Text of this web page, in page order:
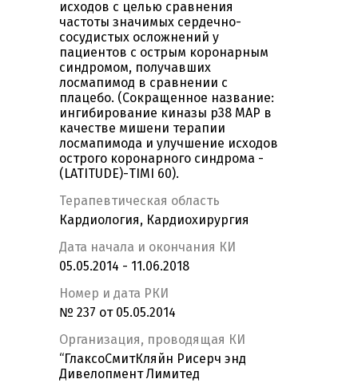
исходов с целью сравнения
частоты значимых сердечно-
сосудистых осложнений у
пациентов с острым коронарным
синдромом, получавших
лосмапимод в сравнении с
плацебо. (Сокращенное название:
ингибирование киназы p38 MAP в
качестве мишени терапии
лосмапимода и улучшение исходов
острого коронарного синдрома -
(LATITUDE)-TIMI 60).
Терапевтическая область
Кардиология, Кардиохирургия
Дата начала и окончания КИ
05.05.2014 - 11.06.2018
Номер и дата РКИ
№ 237 от 05.05.2014
Организация, проводящая КИ
“ГлаксоСмитКляйн Рисерч энд
Дивелопмент Лимитед